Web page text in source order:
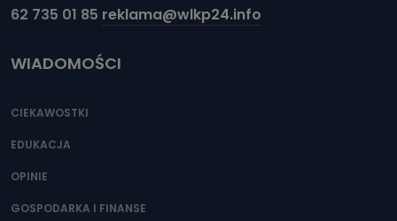
62 735 01 85 reklama@wlkp24.info
WIADOMOŚCI
CIEKAWOSTKI
EDUKACJA
OPINIE
GOSPODARKA I FINANSE